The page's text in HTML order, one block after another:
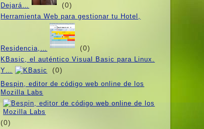
Dejará… (0)
Herramienta Web para gestionar tu Hotel,
Residencia,… (0)
KBasic, el auténtico Visual Basic para Linux.
Y…
(0)
Bespin, editor de código web online de los
Mozilla Labs
(0)